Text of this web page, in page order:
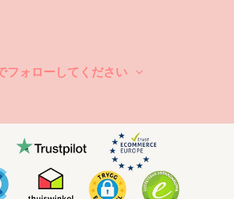
用しないで下さい。繊細な布地製品用にシン
チから濡れた水着を取り出すのを忘れないで
まにして湿らせないで下さい。何故かと言い
たり、または、ビキニがストーンや真珠また
場合、洗っている最中に、擦れたりねじれた
けるためです。
フォローしてください